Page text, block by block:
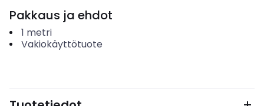
Pakkaus ja ehdot
1 metri
Vakiokäyttötuote